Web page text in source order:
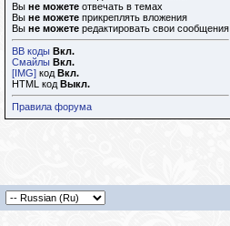
Вы не можете отвечать в темах
Вы не можете прикреплять вложения
Вы не можете редактировать свои сообщения
BB коды Вкл.
Смайлы Вкл.
[IMG] код Вкл.
HTML код Выкл.
Правила форума